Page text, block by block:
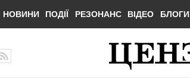
НОВИНИ ПОДІЇ РЕЗОНАНС ВІДЕО БЛОГИ